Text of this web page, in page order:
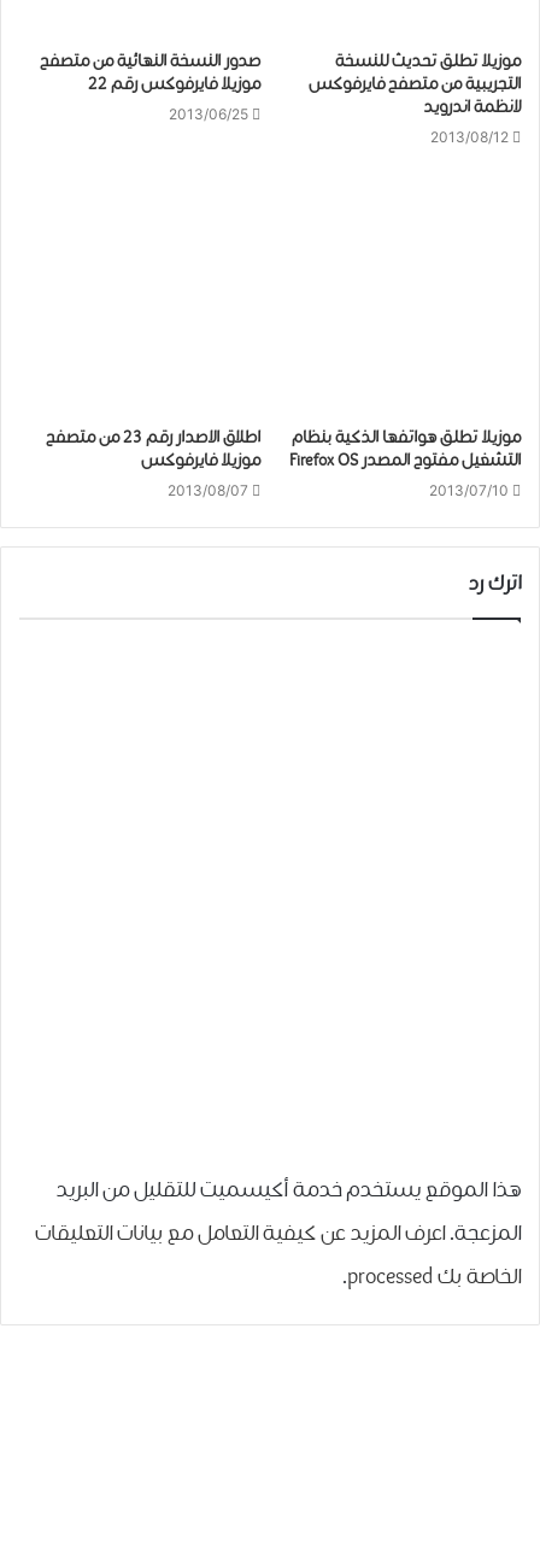
موزيلا تطلق تحديث للنسخة
التجريبية من متصفح فايرفوكس
لانظمة اندرويد
2013/08/12
صدور النسخة النهائية من متصفح
موزيلا فايرفوكس رقم 22
2013/06/25
موزيلا تطلق هواتفها الذكية بنظام
التشغيل مفتوح المصدر Firefox OS
2013/07/10
اطلاق الاصدار رقم 23 من متصفح
موزيلا فايرفوكس
2013/08/07
اترك رد
هذا الموقع يستخدم خدمة أكيسميت للتقليل من البريد
المزعجة.اعرف المزيد عن كيفية التعامل مع بيانات التعليقات
الخاصة بك processed
.